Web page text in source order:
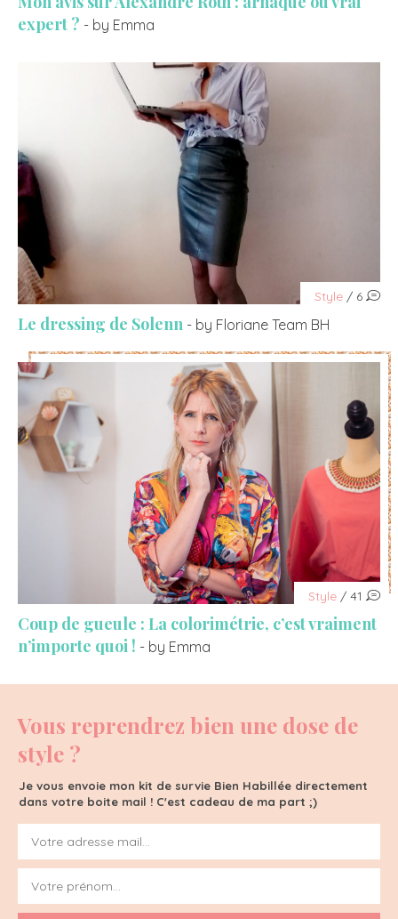
expert ? - by Emma
Style / 6
Le dressing de Solenn - by Floriane Team BH
Style / 41
Coup de gueule : La colorimétrie, c’est vraiment
n’importe quoi ! - by Emma
Vous reprendrez bien une dose de
style ?
Je vous envoie mon kit de survie Bien Habillée directement
dans votre boite mail ! C'est cadeau de ma part ;)